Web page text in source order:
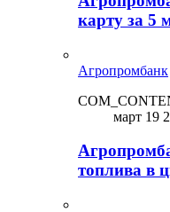
карту за 5
Агропромбанк
март 19
топлива в